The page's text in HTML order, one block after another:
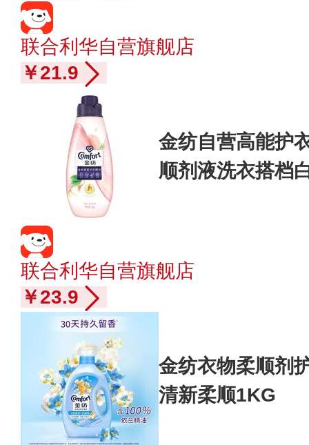
联合利华自营旗舰店
￥21.9
金纺自营高能护
顺剂液洗衣搭档
联合利华自营旗舰店
￥23.9
金纺衣物柔顺剂
清新柔顺1KG